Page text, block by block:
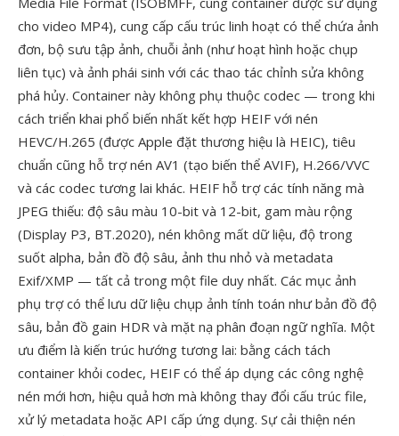
cho video MP4), cung cấp cấu trúc linh hoạt có thể chứa ảnh
đơn, bộ sưu tập ảnh, chuỗi ảnh (như hoạt hình hoặc chụp
liên tục) và ảnh phái sinh với các thao tác chỉnh sửa không
phá hủy. Container này không phụ thuộc codec — trong khi
cách triển khai phổ biến nhất kết hợp HEIF với nén
HEVC/H.265 (được Apple đặt thương hiệu là HEIC), tiêu
chuẩn cũng hỗ trợ nén AV1 (tạo biến thể AVIF), H.266/VVC
và các codec tương lai khác. HEIF hỗ trợ các tính năng mà
JPEG thiếu: độ sâu màu 10-bit và 12-bit, gam màu rộng
(Display P3, BT.2020), nén không mất dữ liệu, độ trong
suốt alpha, bản đồ độ sâu, ảnh thu nhỏ và metadata
Exif/XMP — tất cả trong một file duy nhất. Các mục ảnh
phụ trợ có thể lưu dữ liệu chụp ảnh tính toán như bản đồ độ
sâu, bản đồ gain HDR và mặt nạ phân đoạn ngữ nghĩa. Một
ưu điểm là kiến trúc hướng tương lai: bằng cách tách
container khỏi codec, HEIF có thể áp dụng các công nghệ
nén mới hơn, hiệu quả hơn mà không thay đổi cấu trúc file,
xử lý metadata hoặc API cấp ứng dụng. Sự cải thiện nén